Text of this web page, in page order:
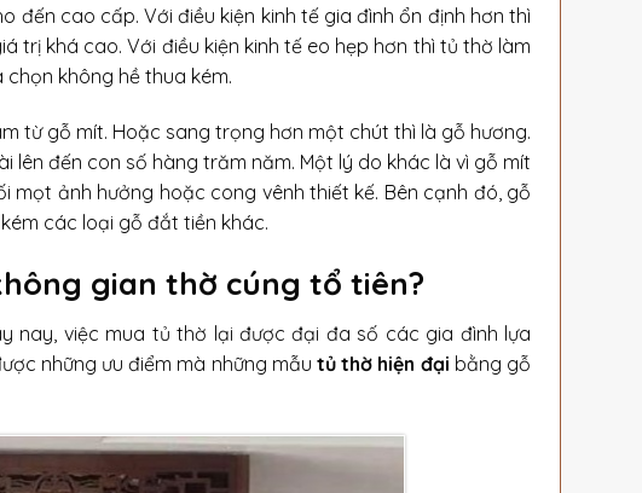
cao cấp. Với điều kiện kinh tế gia đình ổn định hơn thì
khá cao. Với điều kiện kinh tế eo hẹp hơn thì tủ thờ làm
không hề thua kém.
từ gỗ mít. Hoặc sang trọng hơn một chút thì là gỗ hương.
lên đến con số hàng trăm năm. Một lý do khác là vì gỗ mít
ảnh hưởng hoặc cong vênh thiết kế. Bên cạnh đó, gỗ
các loại gỗ đắt tiền khác.
gian thờ cúng tổ tiên?
nay, việc mua tủ thờ lại được đại đa số các gia đình lựa
những ưu điểm mà những mẫutủ thờ hiện đại bằng gỗ